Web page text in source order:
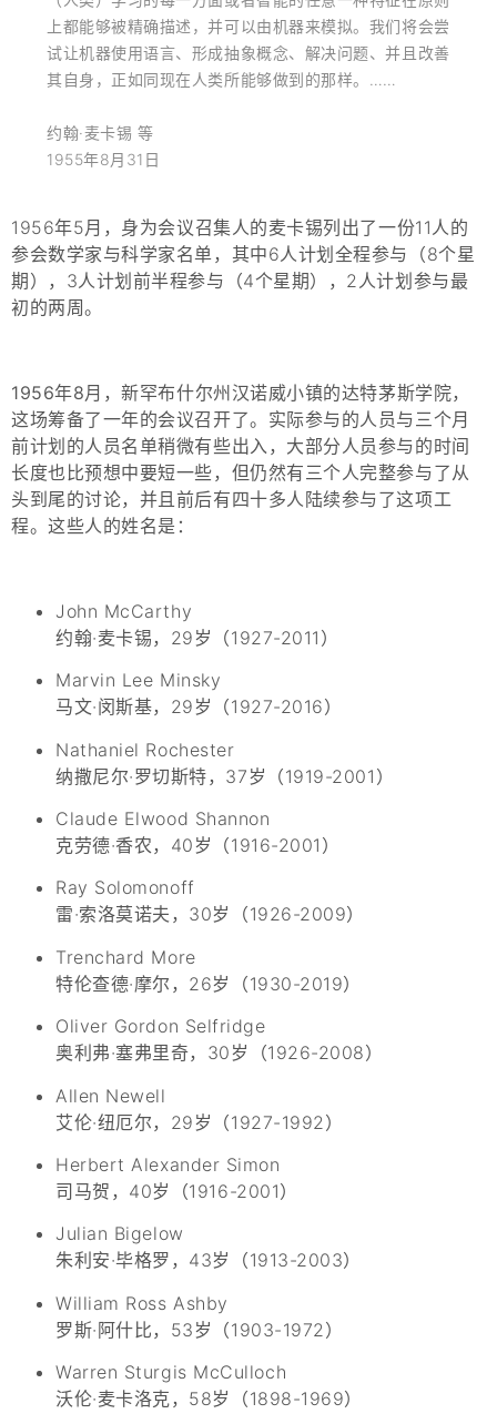
上都能够被精确描述，并可以由机器来模拟。我们将会尝
试让机器使用语言、形成抽象概念、解决问题、并且改善
其自身，正如同现在人类所能够做到的那样。……
约翰·麦卡锡 等
1955年8月31日
1956年5月，身为会议召集人的麦卡锡列出了一份11人的
参会数学家与科学家名单，其中6人计划全程参与（8个星
期），3人计划前半程参与（4个星期），2人计划参与最
初的两周。
1956年8月，新罕布什尔州汉诺威小镇的达特茅斯学院，
这场筹备了一年的会议召开了。 实际参与的人员与三个月
前计划的人员名单稍微有些出入，大部分人员参与的时间
长度也比预想中要短一些，但仍然有三个人完整参与了从
头到尾的讨论，并且前后有四十多人陆续参与了这项工
程。这些人的姓名是：
John McCarthy
约翰·麦卡锡，29岁（1927-2011）
Marvin Lee Minsky
马文·闵斯基，29岁（1927-2016）
Nathaniel Rochester
纳撒尼尔·罗切斯特，37岁（1919-2001）
Claude Elwood Shannon
克劳德·香农，40岁（1916-2001）
Ray Solomonoff
雷·索洛莫诺夫，30岁（1926-2009）
Trenchard More
特伦查德·摩尔，26岁（1930-2019）
Oliver Gordon Selfridge
奥利弗·塞弗里奇，30岁（1926-2008）
Allen Newell
艾伦·纽厄尔，29岁（1927-1992）
Herbert Alexander Simon
司马贺，40岁（1916-2001）
Julian Bigelow
朱利安·毕格罗，43岁（1913-2003）
William Ross Ashby
罗斯·阿什比，53岁（1903-1972）
Warren Sturgis McCulloch
沃伦·麦卡洛克，58岁（1898-1969）